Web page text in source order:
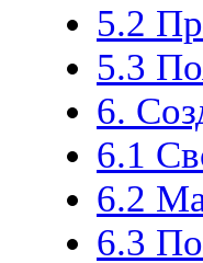
5.2
5.3
6.
6.1
6.2
6.3